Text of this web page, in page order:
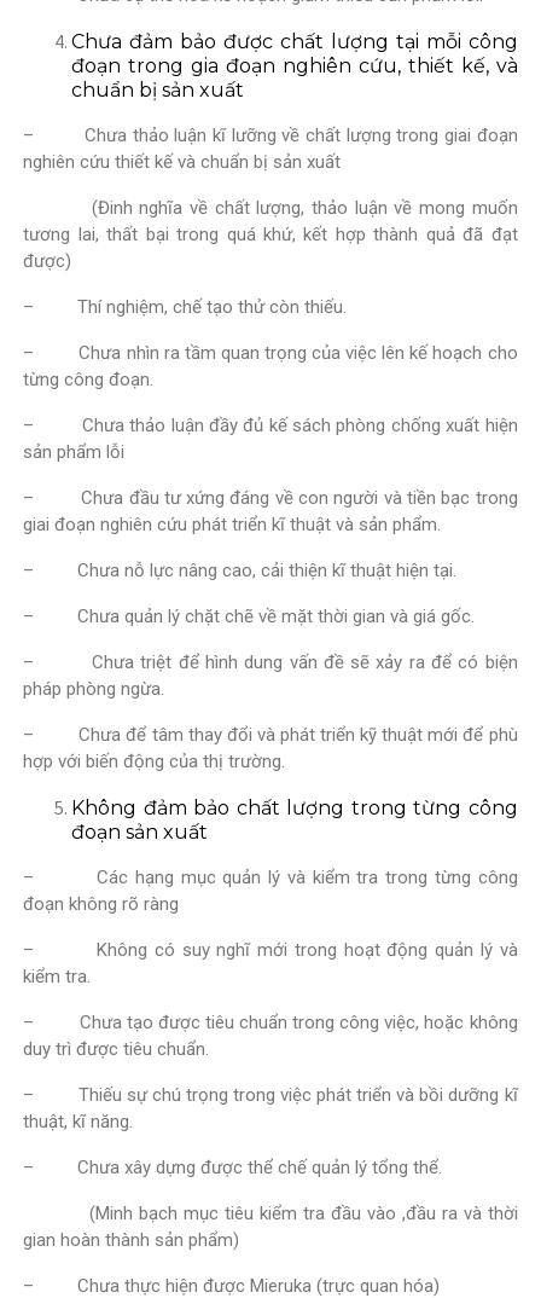
Chưa đảm bảo được chất lượng tại mỗi công
đoạn trong gia đoạn nghiên cứu, thiết kế, và
chuẩn bị sản xuất
– Chưa thảo luận kĩ lưỡng về chất lượng trong giai đoạn
nghiên cứu thiết kế và chuẩn bị sản xuất
(Đinh nghĩa về chất lượng, thảo luận về mong muốn
tương lai, thất bại trong quá khứ, kết hợp thành quả đã đạt
được)
– Thí nghiệm, chế tạo thử còn thiếu.
– Chưa nhìn ra tầm quan trọng của việc lên kế hoạch cho
từng công đoạn.
– Chưa thảo luận đầy đủ kế sách phòng chống xuất hiện
sản phẩm lỗi
– Chưa đầu tư xứng đáng về con người và tiền bạc trong
giai đoạn nghiên cứu phát triển kĩ thuật và sản phẩm.
– Chưa nỗ lực nâng cao, cải thiện kĩ thuật hiện tại.
– Chưa quản lý chặt chẽ về mặt thời gian và giá gốc.
– Chưa triệt để hình dung vấn đề sẽ xảy ra để có biện
pháp phòng ngừa.
– Chưa để tâm thay đổi và phát triển kỹ thuật mới để phù
hợp với biến động của thị trường.
Không đảm bảo chất lượng trong từng công
đoạn sản xuất
– Các hạng mục quản lý và kiểm tra trong từng công
đoạn không rõ ràng
– Không có suy nghĩ mới trong hoạt động quản lý và
kiểm tra.
– Chưa tạo được tiêu chuẩn trong công việc, hoặc không
duy trì được tiêu chuẩn.
– Thiếu sự chú trọng trong việc phát triển và bồi dưỡng kĩ
thuật, kĩ năng.
– Chưa xây dựng được thể chế quản lý tổng thể.
(Minh bạch mục tiêu kiểm tra đầu vào ,đầu ra và thời
gian hoàn thành sản phẩm)
– Chưa thực hiện được Mieruka (trực quan hóa)